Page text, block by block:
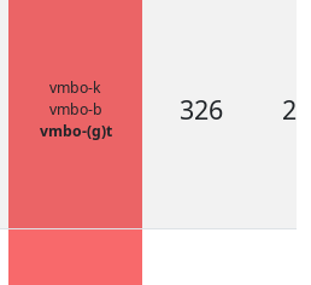
vmbo-k
vmbo-b
vmbo-(g)t
326